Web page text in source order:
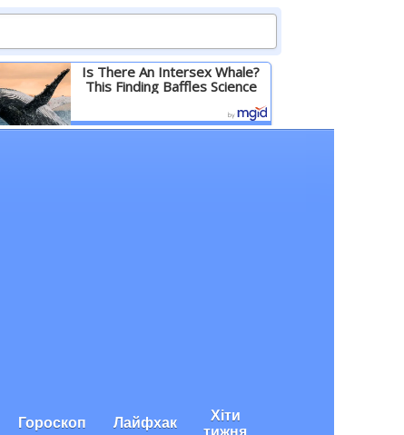
Is There An Intersex Whale?
This Finding Baffles Science
Детальніше
Гороскоп Лайфхак Хіти